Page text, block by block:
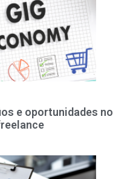
e oportunidades no